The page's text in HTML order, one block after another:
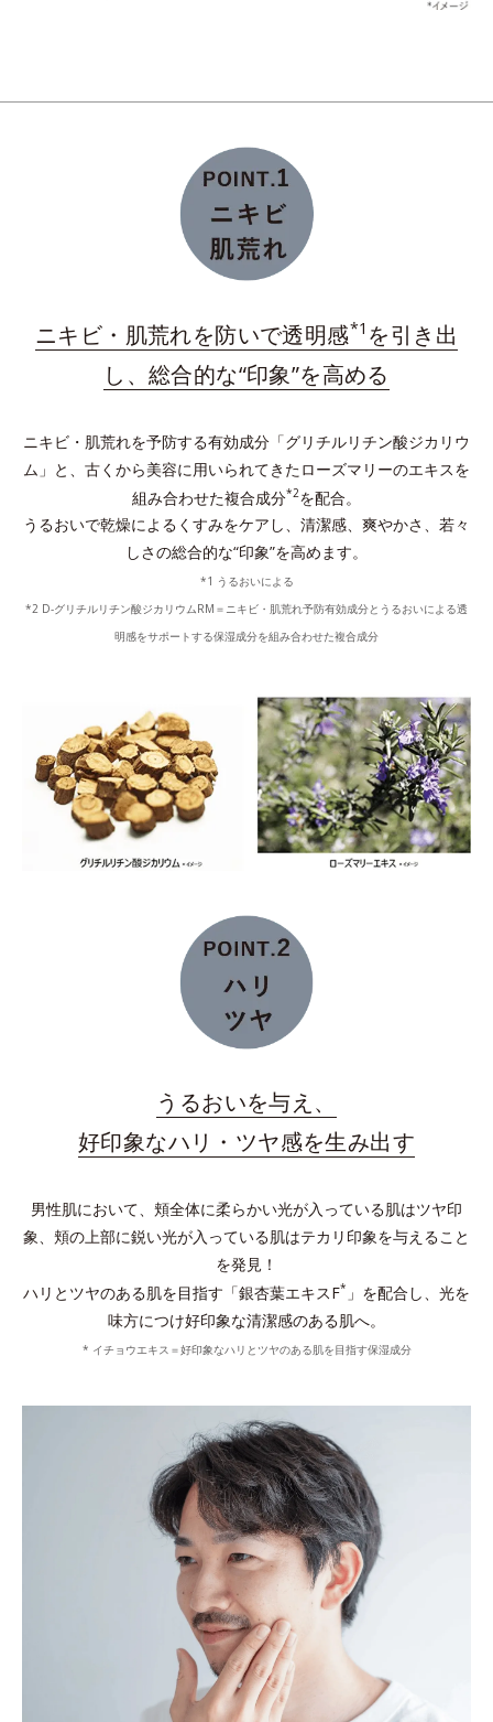
プラスに帯電したイオニックコラーゲン
*水溶性コラーゲン液（魚起源）＝保湿成分
ダブルプロテクトパウダーが肌上に均一に整列。長時
間うるおいを保持し、余分な皮脂を吸着し、テカリを
ニキビ・肌荒れを防いで透明感*1 を引き出
し、総合的な“印象”を高める
ニキビ・肌荒れを予防する有効成分「グリチルリチン酸ジカリウ
ム」と、古くから美容に用いられてきたローズマリーのエキスを
組み合わせた複合成分*2を配合。
うるおいで乾燥によるくすみをケアし、清潔感、爽やかさ、若々
しさの総合的な“印象”を高めます。
*1 うるおいによる
*2 D-グリチルリチン酸ジカリウムRM＝ニキビ・肌荒れ予防有効成分とうるおいによる透
明感をサポートする保湿成分を組み合わせた複合成分
うるおいを与え、
好印象なハリ・ツヤ感を生み出す
男性肌において、頬全体に柔らかい光が入っている肌はツヤ印
象、頬の上部に鋭い光が入っている肌はテカリ印象を与えること
を発見！
ハリとツヤのある肌を目指す「銀杏葉エキスF* 」を配合し、光を
味方につけ好印象な清潔感のある肌へ。
* イチョウエキス＝好印象なハリとツヤのある肌を目指す保湿成分